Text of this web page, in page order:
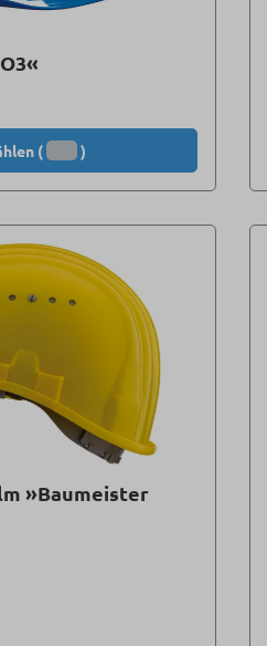
( )
»Baumeister